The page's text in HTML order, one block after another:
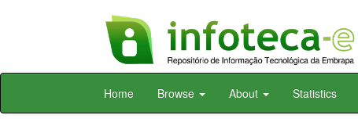
Skip
Home Browse About Statistics